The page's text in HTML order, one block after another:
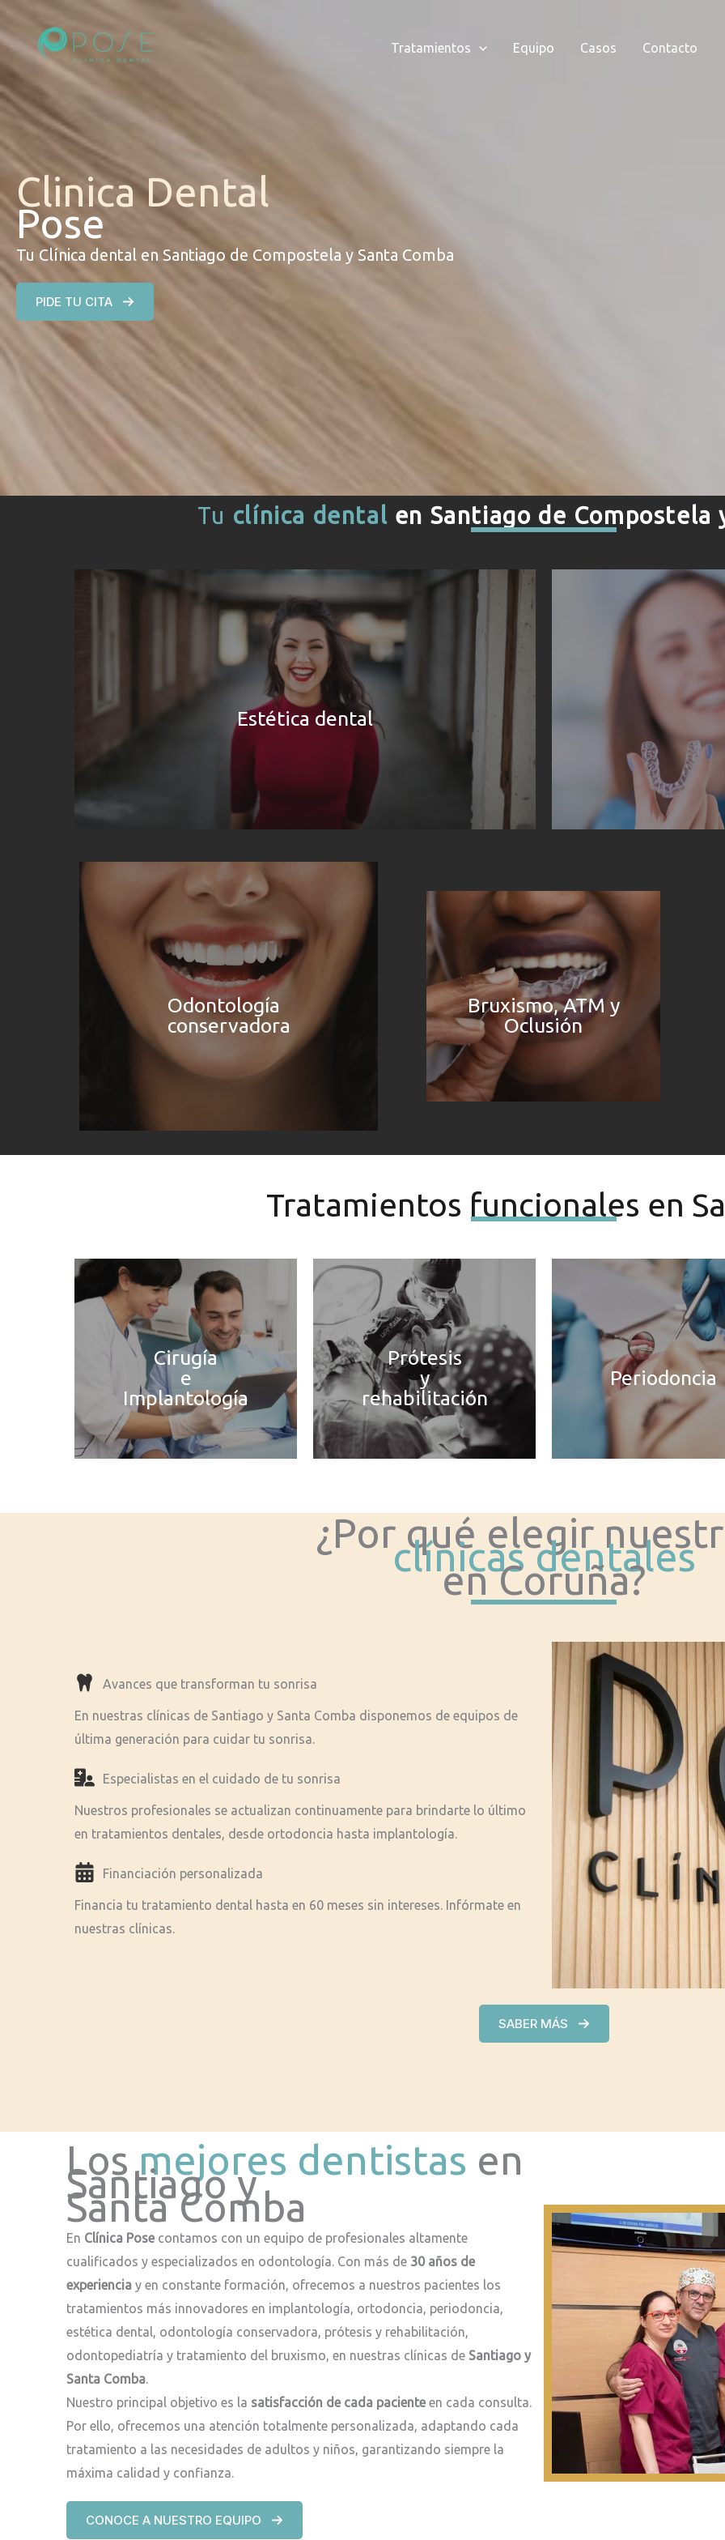
al
contenido
Tratamientos Equipo Casos Contacto
Clinica Dental
Pose
Tu Clínica dental en Santiago de Compostela y Santa Comba
PIDE TU CITA
Tu clínica dental en Santiago de Compostela
Estética dental
Odontología
conservadora
Bruxismo, ATM y
Oclusión
Tratamientos funcionales en
Cirugía
e
Implantología
Prótesis
y
rehabilitación
Periodoncia
¿Por qué elegir
clínicas dentales
en Coruña?
Avances que transforman tu sonrisa
En nuestras clínicas de Santiago y Santa Comba disponemos de equipos de
última generación para cuidar tu sonrisa.
Especialistas en el cuidado de tu sonrisa
Nuestros profesionales se actualizan continuamente para brindarte lo último
en tratamientos dentales, desde ortodoncia hasta implantología.
Financiación personalizada
Financia tu tratamiento dental hasta en 60 meses sin intereses. Infórmate en
nuestras clínicas.
SABER MÁS
Losmejores dentistas en
Santiago y
Santa Comba
En Clínica Posecontamos con un equipo de profesionales altamente
cualificados y especializados en odontología. Con más de 30 años de
experiencia y en constante formación, ofrecemos a nuestros pacientes los
tratamientos más innovadores en implantología, ortodoncia, periodoncia,
estética dental, odontología conservadora, prótesis y rehabilitación,
odontopediatría y tratamiento del bruxismo, en nuestras clínicas de Santiago y
Santa Comba
Nuestro principal objetivo es la satisfacción de cada pacienteen cada consulta.
Por ello, ofrecemos una atención totalmente personalizada, adaptando cada
tratamiento a las necesidades de adultos y niños, garantizando siempre la
máxima calidad y confianza.
CONOCE A NUESTRO EQUIPO